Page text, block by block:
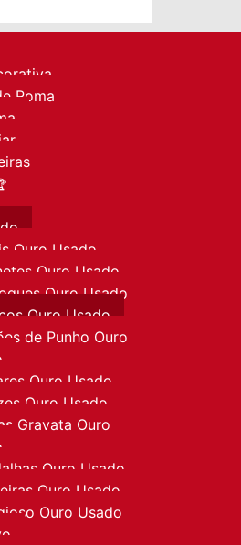
Roma
Ouro Usado
Ouro Usado
Ouro Usado
Ouro Usado
de Punho Ouro
Ouro Usado
Ouro Usado
Gravata Ouro
Ouro Usado
Ouro Usado
Ouro Usado